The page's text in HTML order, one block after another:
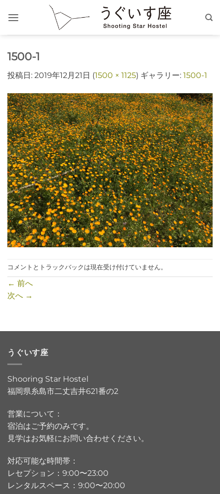
1500-1
投稿日: 2019年12月21日 (1500 × 1125) ギャラリー: 1500-1
コメントとトラックバックは現在受け付けていません。
← 前へ
次へ →
うぐいす座
Shooring Star Hostel
福岡県糸島市二丈吉井621番の2
営業について：
宿泊はご予約のみです。
見学はお気軽にお問い合わせください。
対応可能な時間帯：
レセプション：9:00〜23:00
レンタルスペース：9:00〜20:00